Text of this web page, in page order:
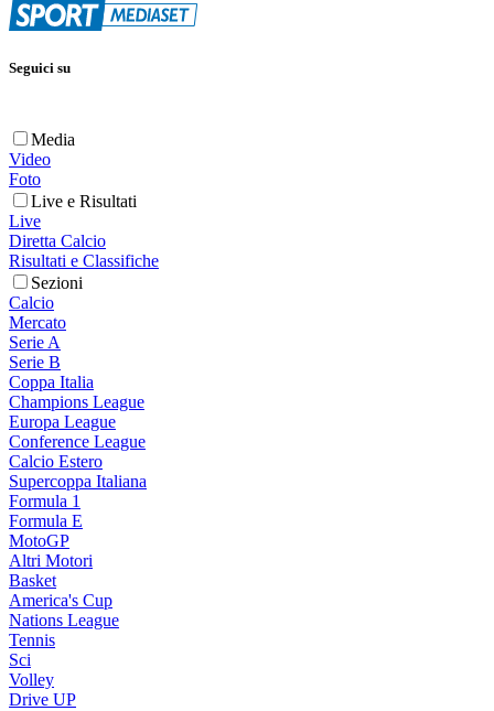
Seguici su
Media
Video
Foto
Live e Risultati
Live
Diretta Calcio
Risultati e Classifiche
Sezioni
Calcio
Mercato
Serie A
Serie B
Coppa Italia
Champions League
Europa League
Conference League
Calcio Estero
Supercoppa Italiana
Formula 1
Formula E
MotoGP
Altri Motori
Basket
America's Cup
Nations League
Tennis
Sci
Volley
Drive UP